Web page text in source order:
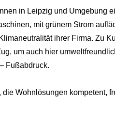
in Leipzig und Umgebung
mit grünem Strom
ihrer Firma. Zu
um auch hier
Fußabdruck.
Wohnlösungen kompetent,